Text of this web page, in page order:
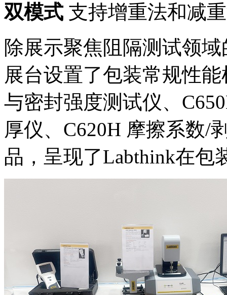
双模式支持增重法和减
除展示聚焦阻隔测试领
展台设置了包装常规性
与密封强度测试仪、
厚仪、C620H 摩擦系数/
品，呈现了Labthink在包